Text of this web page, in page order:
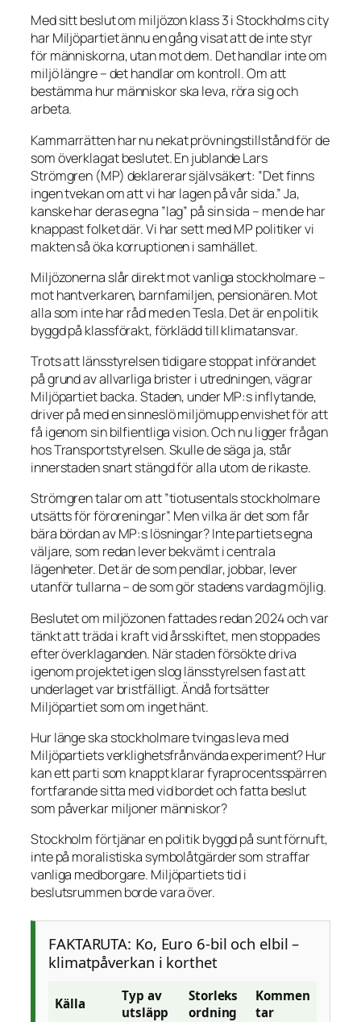
Med sitt beslut om miljözon klass 3 i Stockholms city
har Miljöpartiet ännu en gång visat att de inte styr
för människorna, utan mot dem. Det handlar inte om
miljö längre – det handlar om kontroll. Om att
bestämma hur människor ska leva, röra sig och
arbeta.
Kammarrätten har nu nekat prövningstillstånd för de
som överklagat beslutet. En jublande Lars
Strömgren (MP) deklarerar självsäkert: ”Det finns
ingen tvekan om att vi har lagen på vår sida.”Ja,
kanske har deras egna ”lag” på sin sida – men de har
knappast folket där. Vi har sett med MP politiker vi
makten så öka korruptionen i samhället.
Miljözonerna slår direkt mot vanliga stockholmare –
mot hantverkaren, barnfamiljen, pensionären. Mot
alla som inte har råd med en Tesla. Det är en politik
byggd på klassförakt, förklädd till klimatansvar.
Trots att länsstyrelsen tidigare stoppat införandet
på grund av allvarliga brister i utredningen, vägrar
Miljöpartiet backa. Staden, under MP:s inflytande,
driver på med en sinneslö miljömupp envishet för att
få igenom sin bilfientliga vision. Och nu ligger frågan
hos Transportstyrelsen. Skulle de säga ja, står
innerstaden snart stängd för alla utom de rikaste.
Strömgren talar om att ”tiotusentals stockholmare
utsätts för föroreningar”. Men vilka är det som får
bära bördan av MP:s lösningar? Inte partiets egna
väljare, som redan lever bekvämt i centrala
lägenheter. Det är de som pendlar, jobbar, lever
utanför tullarna – de som gör stadens vardag möjlig.
Beslutet om miljözonen fattades redan 2024 och var
tänkt att träda i kraft vid årsskiftet, men stoppades
efter överklaganden. När staden försökte driva
igenom projektet igen slog länsstyrelsen fast att
underlaget var bristfälligt. Ändå fortsätter
Miljöpartiet som om inget hänt.
Hur länge ska stockholmare tvingas leva med
Miljöpartiets verklighetsfrånvända experiment? Hur
kan ett parti som knappt klarar fyraprocentsspärren
fortfarande sitta med vid bordet och fatta beslut
som påverkar miljoner människor?
Stockholm förtjänar en politik byggd på sunt förnuft,
inte på moralistiska symbolåtgärder som straffar
vanliga medborgare. Miljöpartiets tid i
beslutsrummen borde vara över.
FAKTARUTA: Ko, Euro 6-bil och elbil –
klimatpåverkan i korthet
Källa
Typ av
utsläpp
Storleks
ordning
Kommen
tar